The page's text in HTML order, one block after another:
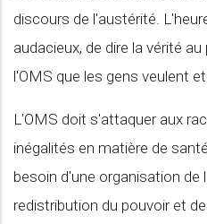
discours de l'austérité.
audacieux, de dire la vérité
l'OMS que les gens veulent
L'OMS doit s'attaquer aux
inégalités en matière de
besoin d'une organisation
redistribution du pouvoir et